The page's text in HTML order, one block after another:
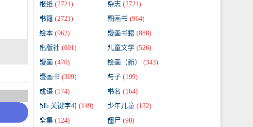
报纸 (2721) 杂志 (2721)
书籍 (2721) 图画书 (964)
绘本 (962) 漫画书籍 (888)
出版社 (601) 儿童文学 (526)
漫画 (470) 绘画（新）
(343)
漫画书 (309) 与子 (199)
成语 (174) 书名 (164)
[db:关键字4] (149) 少年儿童 (132)
全集 (124) 僵尸 (98)